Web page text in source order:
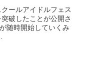
ールアイドルフェス
破したことが公開さ
随時開始していくみ